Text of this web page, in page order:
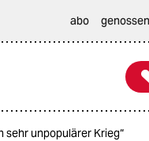
abo
sehr unpopulärer Krieg“